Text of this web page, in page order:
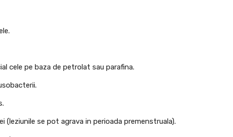
cele pe baza de petrolat sau parafina.
(leziunile se pot agrava in perioada premenstruala).